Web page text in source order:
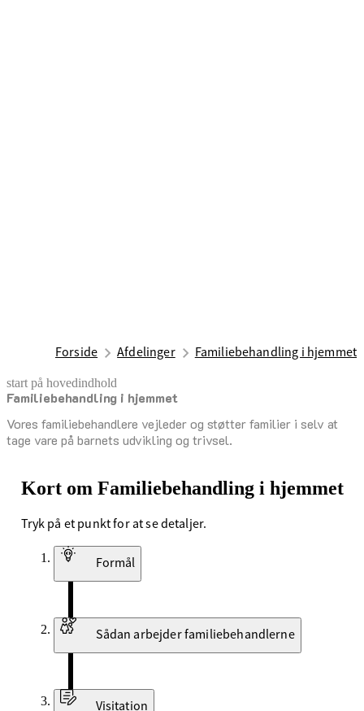
Forside Afdelinger Familiebehandling i hjemmet
start på hovedindhold
Familiebehandling i hjemmet
Vores familiebehandlere vejleder og støtter familier i selv at
tage vare på barnets udvikling og trivsel.
senest opdateret 27. september 2025
Kort om Familiebehandling i hjemmet
Tryk på et punkt for at se detaljer.
Formål
Sådan arbejder familiebehandlerne
Visitation